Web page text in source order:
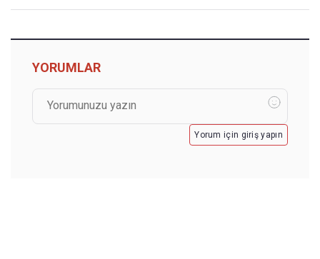
YORUMLAR
Yorum için giriş yapın